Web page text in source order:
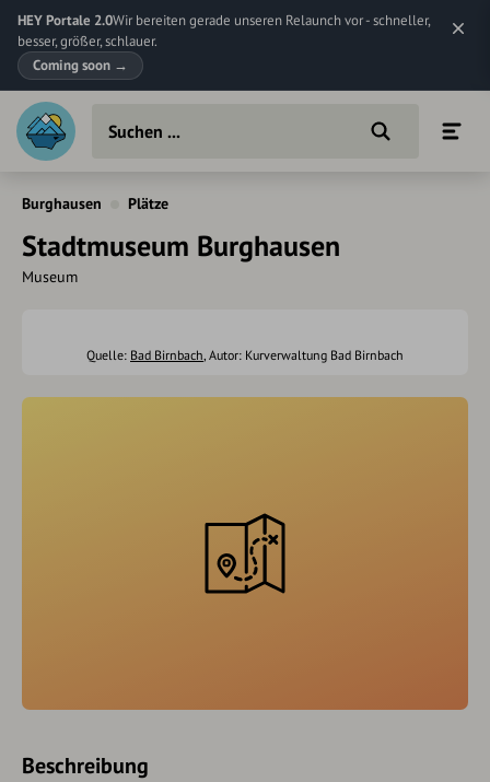
HEY Portale 2.0Wir bereiten gerade unseren Relaunch vor - schneller,
besser, größer, schlauer.
Coming soon →
Burghausen Plätze
Stadtmuseum Burghausen
Museum
Quelle: Bad Birnbach, Autor: Kurverwaltung Bad Birnbach
Beschreibung